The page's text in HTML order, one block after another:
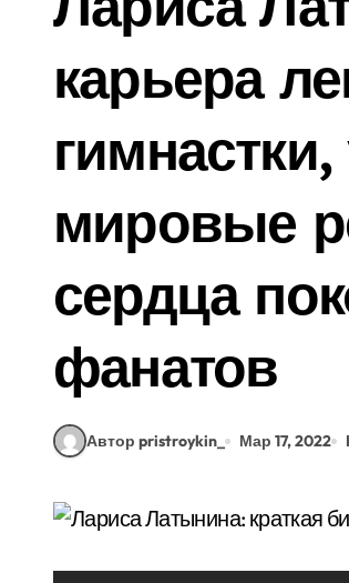
карьера
мировые
сердца
фанатов
Автор pristroykin_ Мар 17, 2022